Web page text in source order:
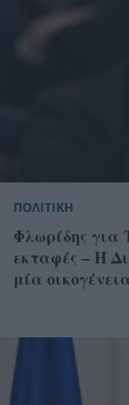
ΠΟΛΙΤΙΚΗ
Φλωρίδης για
εκταφές – Η
μία